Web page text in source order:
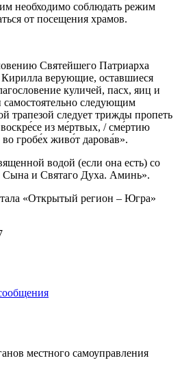
необходимо соблюдать режим
от посещения храмов.
Святейшего Патриарха
верующие, оставшиеся
куличей, пасх, яиц и
самостоятельно следующим
трапезой следует трижды пропеть
из ме́ртвых, / сме́ртию
гробе́х живо́т дарова́в».
водой (если она есть) со
и Святаго Духа. Аминь».
«Открытый регион – Югра»
местного самоуправления